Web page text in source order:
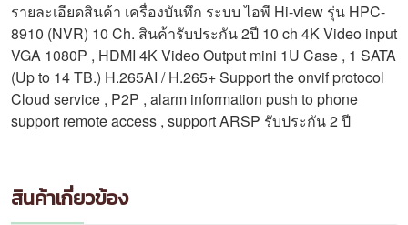
รายละเอียดสินค้า เครื่องบันทึก ระบบ ไอพี Hi-view รุ่น HPC-
8910 (NVR) 10 Ch. สินค้ารับประกัน 2ปี 10 ch 4K Video input
VGA 1080P , HDMI 4K Video Output mini 1U Case , 1 SATA
(Up to 14 TB.) H.265AI / H.265+ Support the onvif protocol
Cloud service , P2P , alarm information push to phone
support remote access , support ARSP รับประกัน 2 ปี
สินค้าเกี่ยวข้อง